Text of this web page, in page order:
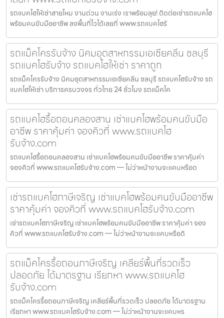
รถแบคโฮให้เช่าสายไหม งานด่วน งานเร่ง เราพร้อมลุย! ติดต่อเช่ารถแบคโฮ
พร้อมคนขับมืออาชีพ ลงพื้นที่ไวได้เลยที่ www.รถแบคโฮรั
รถแม็คโครรับจ้าง นิคมอุตสาหกรรมเอเชียคลีน ชลบุรี
รถแบคโฮรับจ้าง รถแบคโฮให้เช่า ราคาถูก
รถแม็คโครรับจ้าง นิคมอุตสาหกรรมเอเชียคลีน ชลบุรี รถแบคโฮรับจ้าง รถ
แบคโฮให้เช่า บริการครบวงจร ทั่วไทย 24 ชั่วโมง รถแม็คโค
รถแบคโฮรื้อถอนคลองสาน เช่าแบคโฮพร้อมคนขับมือ
อาชีพ ราคาคุ้มค่า จองคิวที่ www.รถแบคโฮ
รับจ้าง.com
รถแบคโฮรื้อถอนคลองสาน เช่าแบคโฮพร้อมคนขับมืออาชีพ ราคาคุ้มค่า
จองคิวที่ www.รถแบคโฮรับจ้าง.com — ไม่ว่าหน้างานจะแคบหรือด
เช่ารถแบคโฮภาษีเจริญ เช่าแบคโฮพร้อมคนขับมืออาชีพ
ราคาคุ้มค่า จองคิวที่ www.รถแบคโฮรับจ้าง.com
เช่ารถแบคโฮภาษีเจริญ เช่าแบคโฮพร้อมคนขับมืออาชีพ ราคาคุ้มค่า จอง
คิวที่ www.รถแบคโฮรับจ้าง.com — ไม่ว่าหน้างานจะแคบหรือดิ
รถแม็คโครรื้อถอนภาษีเจริญ เคลียร์พื้นที่รวดเร็ว
ปลอดภัย ได้มาตรฐาน เรียกหา www.รถแบคโฮ
รับจ้าง.com
รถแม็คโครรื้อถอนภาษีเจริญ เคลียร์พื้นที่รวดเร็ว ปลอดภัย ได้มาตรฐาน
เรียกหา www.รถแบคโฮรับจ้าง.com — ไม่ว่าหน้างานจะแคบหร